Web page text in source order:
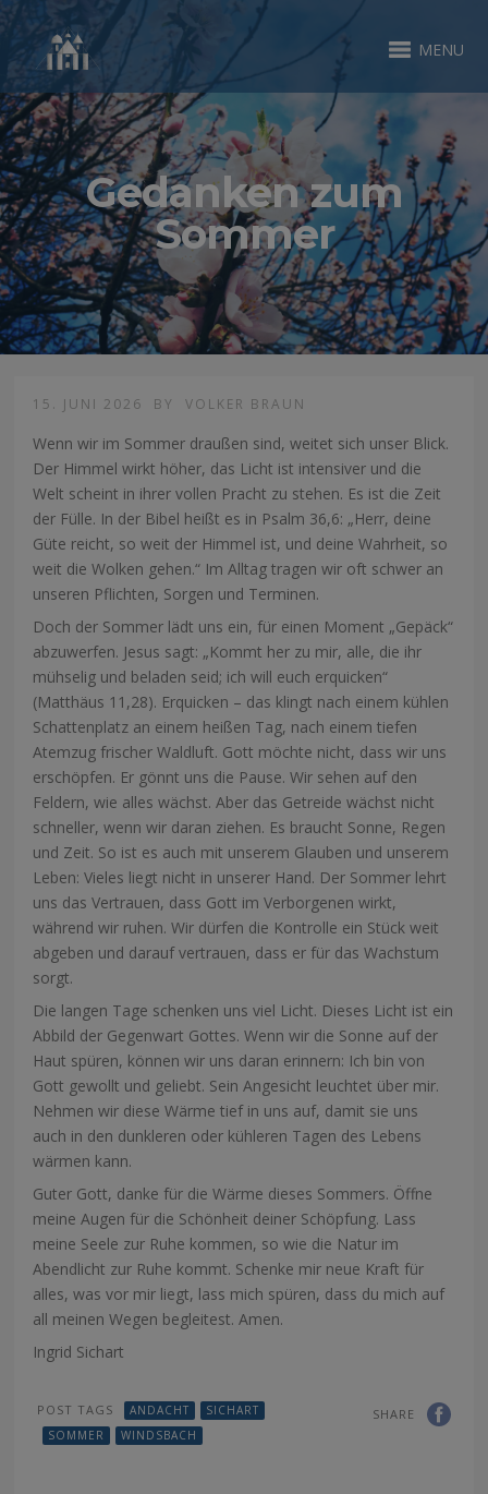
MENU
Gedanken zum
Sommer
15. JUNI 2026 BY VOLKER BRAUN
Wenn wir im Sommer draußen sind, weitet sich unser Blick.
Der Himmel wirkt höher, das Licht ist intensiver und die
Welt scheint in ihrer vollen Pracht zu stehen. Es ist die Zeit
der Fülle. In der Bibel heißt es in Psalm 36,6: „Herr, deine
Güte reicht, so weit der Himmel ist, und deine Wahrheit, so
weit die Wolken gehen.“ Im Alltag tragen wir oft schwer an
unseren Pflichten, Sorgen und Terminen.
Doch der Sommer lädt uns ein, für einen Moment „Gepäck“
abzuwerfen. Jesus sagt: „Kommt her zu mir, alle, die ihr
mühselig und beladen seid; ich will euch erquicken“
(Matthäus 11,28). Erquicken – das klingt nach einem kühlen
Schattenplatz an einem heißen Tag, nach einem tiefen
Atemzug frischer Waldluft. Gott möchte nicht, dass wir uns
erschöpfen. Er gönnt uns die Pause.Wir sehen auf den
Feldern, wie alles wächst. Aber das Getreide wächst nicht
schneller, wenn wir daran ziehen. Es braucht Sonne, Regen
und Zeit. So ist es auch mit unserem Glauben und unserem
Leben: Vieles liegt nicht in unserer Hand. Der Sommer lehrt
uns das Vertrauen, dass Gott im Verborgenen wirkt,
während wir ruhen. Wir dürfen die Kontrolle ein Stück weit
abgeben und darauf vertrauen, dass er für das Wachstum
sorgt.
Die langen Tage schenken uns viel Licht. Dieses Licht ist ein
Abbild der Gegenwart Gottes. Wenn wir die Sonne auf der
Haut spüren, können wir uns daran erinnern: Ich bin von
Gott gewollt und geliebt. Sein Angesicht leuchtet über mir.
Nehmen wir diese Wärme tief in uns auf, damit sie uns
auch in den dunkleren oder kühleren Tagen des Lebens
wärmen kann.
Guter Gott, danke für die Wärme dieses Sommers. Öffne
meine Augen für die Schönheit deiner Schöpfung. Lass
meine Seele zur Ruhe kommen, so wie die Natur im
Abendlicht zur Ruhe kommt. Schenke mir neue Kraft für
alles, was vor mir liegt, lass mich spüren, dass du mich auf
all meinen Wegen begleitest.Amen.
Ingrid Sichart
SHARE
POST TAGS ANDACHT
SICHART
SOMMER
WINDSBACH